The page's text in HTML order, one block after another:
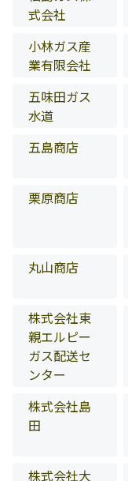
式会社
小林ガス産
業有限会社
五味田ガス
水道
五島商店
栗原商店
丸山商店
株式会社東
親エルピー
ガス配送セ
ンター
株式会社島
田
株式会社大